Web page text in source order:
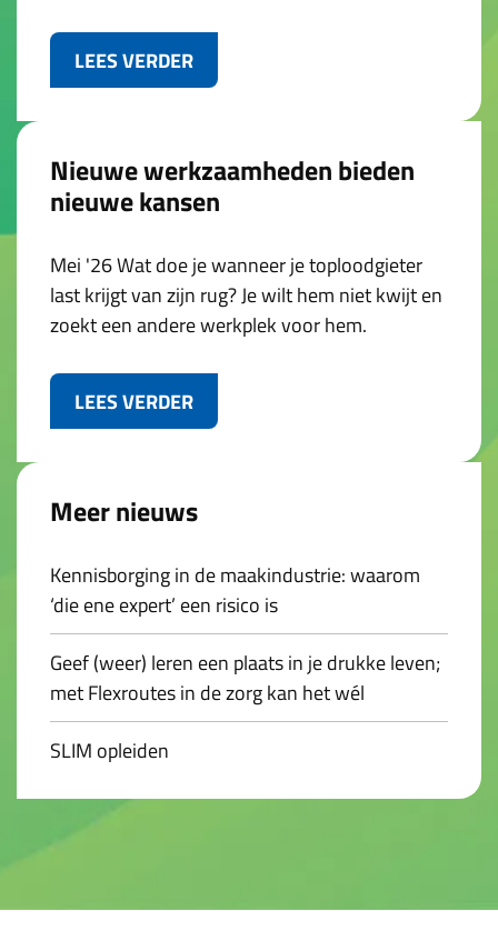
LEES VERDER
Nieuwe werkzaamheden bieden
nieuwe kansen
Mei '26 Wat doe je wanneer je toploodgieter
last krijgt van zijn rug? Je wilt hem niet kwijt en
zoekt een andere werkplek voor hem.
LEES VERDER
Meer nieuws
Kennisborging in de maakindustrie: waarom
‘die ene expert’ een risico is
Geef (weer) leren een plaats in je drukke leven;
met Flexroutes in de zorg kan het wél
SLIM opleiden